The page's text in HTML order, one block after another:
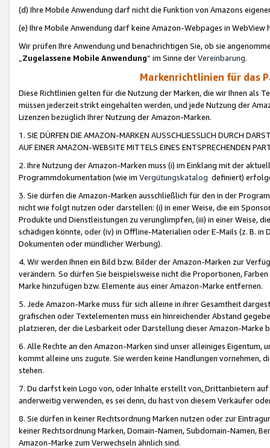
(d) Ihre Mobile Anwendung darf nicht die Funktion von Amazons
(e) Ihre Mobile Anwendung darf keine Amazon-Webpages in WebView
Wir prüfen Ihre Anwendung und benachrichtigen Sie, ob sie
„Zugelassene Mobile Anwendung“ im Sinne derVereinbarung.
Markenrichtlinien für das
Diese Richtlinien gelten für die Nutzung der Marken, die wir Ihnen als
müssen jederzeit strikt eingehalten werden, und jede Nutzung der
Lizenzen bezüglich Ihrer Nutzung der Amazon-Marken.
1. SIE DÜRFEN DIE AMAZON-MARKEN AUSSCHLIESSLICH DURCH
AUF EINER AMAZON-WEBSITE MITTELS EINES ENTSPRECHENDEN
2. Ihre Nutzung der Amazon-Marken muss (i) im Einklang mit der
Programmdokumentation (wie im Vergütungskatalog definiert)
3. Sie dürfen die Amazon-Marken ausschließlich für den in der
nicht wie folgt nutzen oder darstellen: (i) in einer Weise, die ein
Produkte und Dienstleistungen zu verunglimpfen, (iii) in einer Weise,
schädigen könnte, oder (iv) in Offline-Materialien oder E-Mails (z. B. in
Dokumenten oder mündlicher Werbung).
4. Wir werden Ihnen ein Bild bzw. Bilder der Amazon-Marken zur
verändern. So dürfen Sie beispielsweise nicht die Proportionen,
Marke hinzufügen bzw. Elemente aus einer Amazon-Marke entfernen.
5. Jede Amazon-Marke muss für sich alleine in ihrer Gesamtheit
grafischen oder Textelementen muss ein hinreichender Abstand
platzieren, der die Lesbarkeit oder Darstellung dieser Amazon-Marke
6. Alle Rechte an den Amazon-Marken sind unser alleiniges
kommt alleine uns zugute. Sie werden keine Handlungen vornehmen,
stehen.
7. Du darfst kein Logo von, oder Inhalte erstellt von,Drittanbietern auf
anderweitig verwenden, es sei denn, du hast von diesem Verkäufer
8. Sie dürfen in keiner Rechtsordnung Marken nutzen oder zur
keiner Rechtsordnung Marken, Domain-Namen, Subdomain-Namen,
Amazon-Marke zum Verwechseln ähnlich sind.